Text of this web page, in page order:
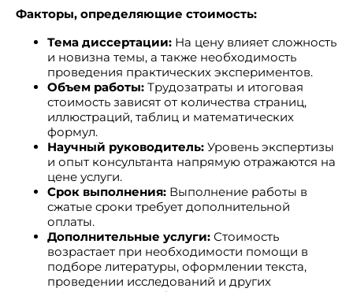
Факторы, определяющие стоимость:
Тема диссертации: На цену влияет сложность
и новизна темы, а также необходимость
проведения практических экспериментов.
Объем работы: Трудозатраты и итоговая
стоимость зависят от количества страниц,
иллюстраций, таблиц и математических
формул.
Научный руководитель: Уровень экспертизы
и опыт консультанта напрямую отражаются на
цене услуги.
Срок выполнения: Выполнение работы в
сжатые сроки требует дополнительной
оплаты.
Дополнительные услуги: Стоимость
возрастает при необходимости помощи в
подборе литературы, оформлении текста,
проведении исследований и других